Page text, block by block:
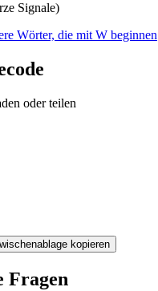
Signale)
Wörter, die mit W beginnen
oder teilen
kopieren
Fragen